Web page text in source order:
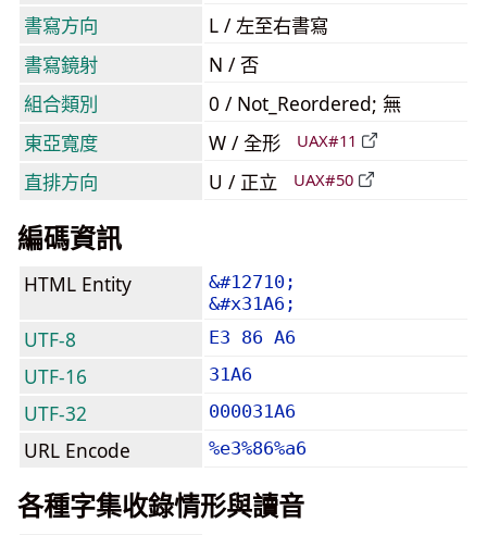
書寫方向
L / 左至右書寫
書寫鏡射
N / 否
組合類別
0 / Not_Reordered; 無
東亞寬度
W / 全形 UAX#11
直排方向 U / 正立 UAX#50
編碼資訊
HTML Entity
&#12710;
&#x31A6;
UTF-8 E3 86 A6
UTF-16 31A6
UTF-32 000031A6
URL Encode %e3%86%a6
各種字集收錄情形與讀音